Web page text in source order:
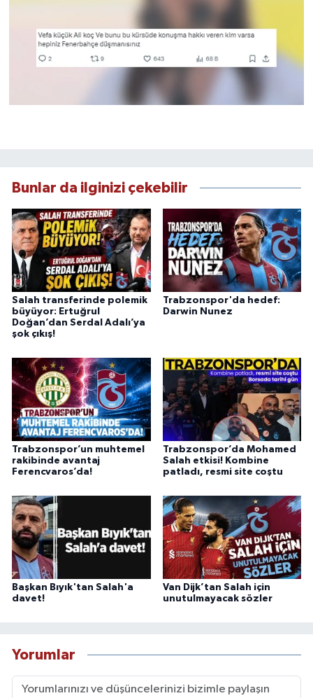
Bunlar da ilginizi çekebilir
Salah transferinde polemik
büyüyor: Ertuğrul
Doğan’dan Serdal Adalı’ya
şok çıkış!
Trabzonspor'da hedef:
Darwin Nunez
Trabzonspor’un muhtemel
rakibinde avantaj
Ferencvaros’da!
Trabzonspor’da Mohamed
Salah etkisi! Kombine
patladı, resmi site coştu
Başkan Bıyık'tan Salah'a
davet!
Van Dijk’tan Salah için
unutulmayacak sözler
Yorumlar